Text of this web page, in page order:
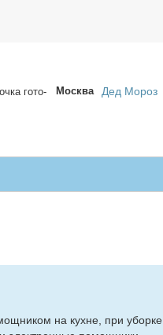
го­то­
Москва Дед Мороз
на кухне, при уборке